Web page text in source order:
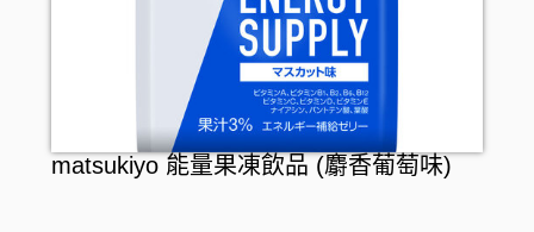
matsukiyo 能量果凍飲品 (麝香葡萄味)